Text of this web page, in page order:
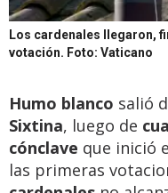
Los cardenales llegaron,
votación. Foto: Vaticano
Humo blanco salió
Sixtina, luego de
cónclave que inició
las primeras